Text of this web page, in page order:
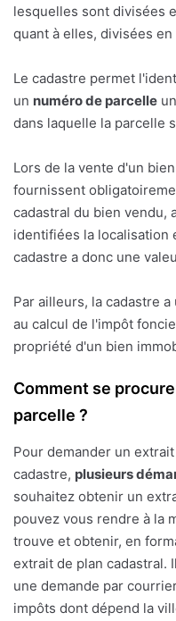
lesquelles sont divisées
quant à elles, divisées
Le cadastre permet
un numéro de parcelle
dans laquelle la parcelle
Lors de la vente d'un
fournissent
cadastral du bien vendu,
identifiées la localisation
cadastre a donc une
Par ailleurs, la cadastre
au calcul de l'impôt
propriété d'un bien
Comment se
parcelle ?
Pour demander un
cadastre, plusieurs
souhaitez obtenir un
pouvez vous rendre à la
trouve et obtenir, en
extrait de plan cadastral.
une demande par
impôts dont dépend la